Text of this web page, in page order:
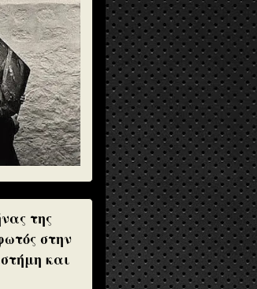
της
στην
και